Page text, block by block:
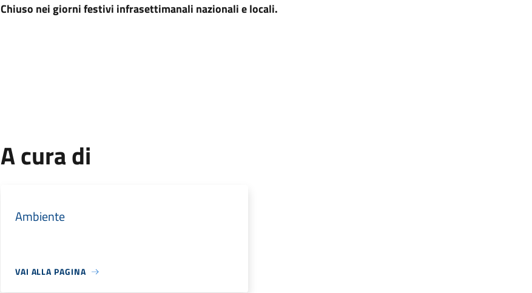
Chiuso nei giorni festivi infrasettimanali nazionali e locali.
A cura di
Ambiente
VAI ALLA PAGINA